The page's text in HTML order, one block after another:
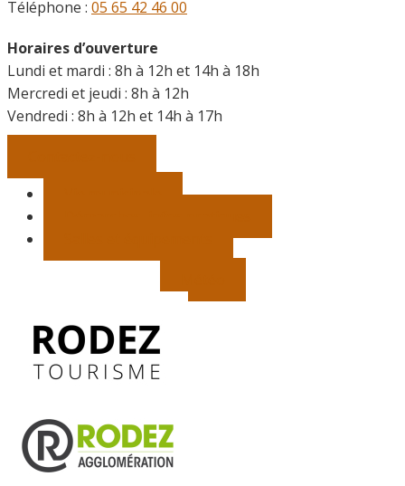
Téléphone : 05 65 42 46 00
Horaires d’ouverture
Lundi et mardi : 8h à 12h et 14h à 18h
Mercredi et jeudi : 8h à 12h
Vendredi : 8h à 12h et 14h à 17h